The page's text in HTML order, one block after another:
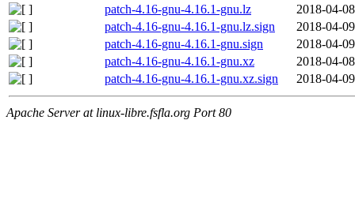
patch-4.16-gnu-4.16.1-gnu.lz
2018-04-
patch-4.16-gnu-4.16.1-gnu.lz.sign
2018-04-
patch-4.16-gnu-4.16.1-gnu.sign
2018-04-
patch-4.16-gnu-4.16.1-gnu.xz
2018-04-
patch-4.16-gnu-4.16.1-gnu.xz.sign
2018-04-
Apache Server at linux-libre.fsfla.org Port 80